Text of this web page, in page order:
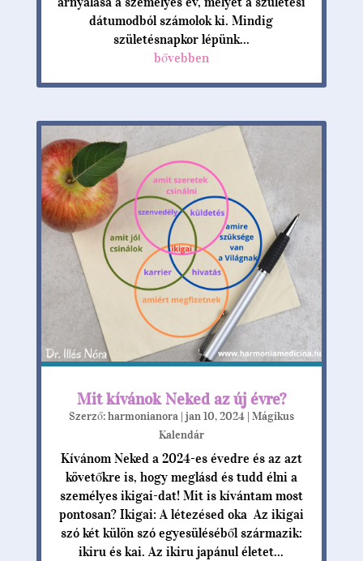
dátumodból számolok ki. Mindig
születésnapkor lépünk...
bővebben
Mit kívánok Neked az új évre?
Szerző:harmonianora| jan 10, 2024| Mágikus
Kalendár
Kívánom Neked a 2024-es évedre és az azt
követőkre is, hogy meglásd és tudd élni a
személyes ikigai-dat! Mit is kívántam most
pontosan? Ikigai: A létezésed oka Az ikigai
szó két külön szó egyesüléséből származik:
ikiru és kai. Az ikiru japánul életet...